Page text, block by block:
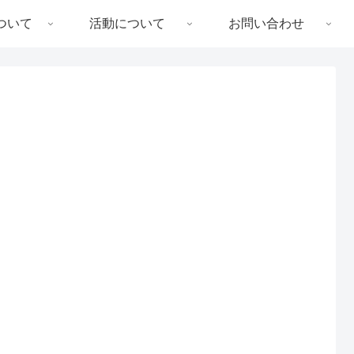
いて 活動について お問い合わせ